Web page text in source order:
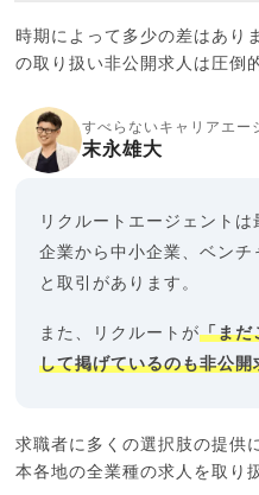
時期によって多少の差はあり
の取り扱い非公開求人は圧倒
すべらないキャリアエー
末永雄大
リクルートエージェント
企業から中小企業、ベン
と取引があります。
また、リクルートが「まだ
して掲げているのも非公開
求職者に多くの選択肢の提供
本各地の全業種の求人を取り